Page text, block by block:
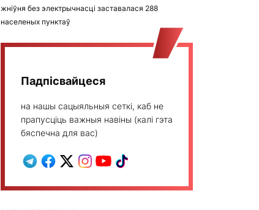
жніўня без электрычнасці заставалася 288
населеных пунктаў
Падпісвайцеся
на нашы сацыяльныя сеткі, каб не
прапусціць важныя навіны (калі гэта
бяспечна для вас)